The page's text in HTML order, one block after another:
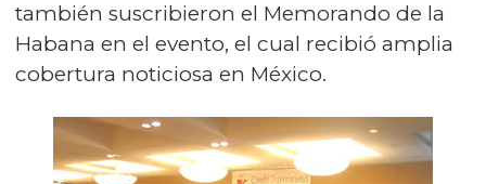
también suscribieron el Memorando de la
Habana en el evento, el cual recibió amplia
cobertura noticiosa en México.